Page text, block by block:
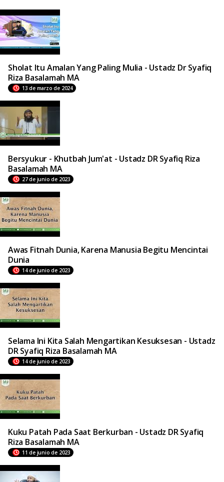
Sholat Itu Amalan Yang Paling Mulia - Ustadz Dr Syafiq
Riza Basalamah MA
13 de marzo de 2024
Bersyukur - Khutbah Jum'at - Ustadz DR Syafiq Riza
Basalamah MA
27 de junio de 2023
Awas Fitnah Dunia, Karena Manusia Begitu Mencintai
Dunia
14 de junio de 2023
Selama Ini Kita Salah Mengartikan Kesuksesan - Ustadz
DR Syafiq Riza Basalamah MA
14 de junio de 2023
Kuku Patah Pada Saat Berkurban - Ustadz DR Syafiq
Riza Basalamah MA
11 de junio de 2023